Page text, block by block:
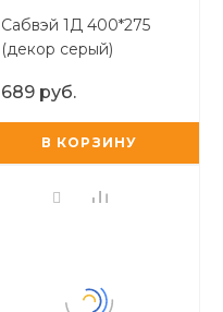
Сабвэй 1Д 400*275
(декор серый)
689 руб.
В КОРЗИНУ